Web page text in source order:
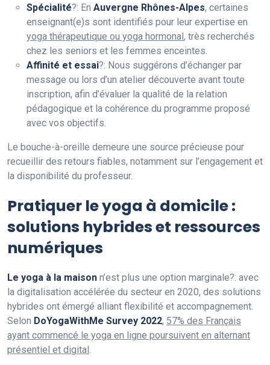
Spécialité?: En Auvergne Rhônes-Alpes, certaines
enseignant(e)s sont identifiés pour leur expertise en
yoga thérapeutique ou yoga hormonal , très recherchés
chez les seniors et les femmes enceintes.
Affinité et essai?: Nous suggérons d’échanger par
message ou lors d’un atelier découverte avant toute
inscription, afin d’évaluer la qualité de la relation
pédagogique et la cohérence du programme proposé
avec vos objectifs.
Le bouche-à-oreille demeure une source précieuse pour
recueillir des retours fiables, notamment sur l’engagement et
la disponibilité du professeur.
Pratiquer le yoga à domicile :
solutions hybrides et ressources
numériques
Le yoga à la maison n’est plus une option marginale?: avec
la digitalisation accélérée du secteur en 2020, des solutions
hybrides ont émergé alliant flexibilité et accompagnement.
Selon DoYogaWithMe Survey 2022, 57% des Français
ayant commencé le yoga en ligne poursuivent en alternant
présentiel et digital .